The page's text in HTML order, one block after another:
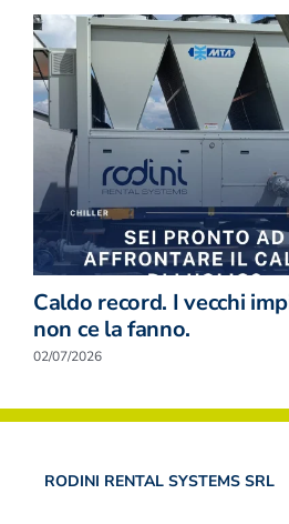
Caldo record. I vecchi
non ce la fanno.
02/07/2026
RODINI RENTAL SYSTEMS SRL